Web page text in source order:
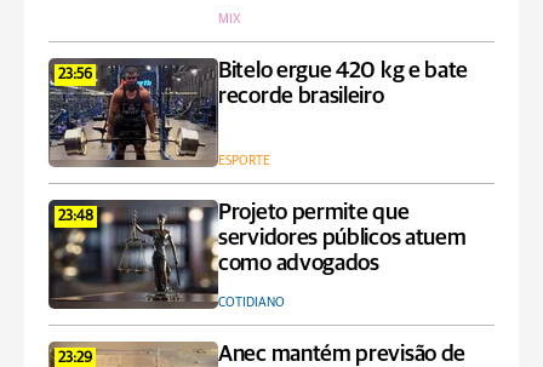
MIX
23:56
Bitelo ergue 420 kg e bate
recorde brasileiro
ESPORTE
23:48
Projeto permite que
servidores públicos atuem
como advogados
COTIDIANO
23:29
Anec mantém previsão de